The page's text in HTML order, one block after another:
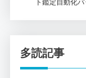
ト鑑定自動化
多読記事